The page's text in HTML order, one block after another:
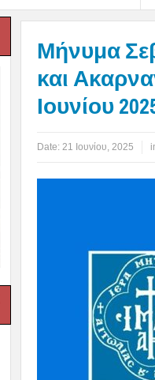
Μήνυμα
και
Ιουνίου
Date: 21 Ιουνίου, 2025